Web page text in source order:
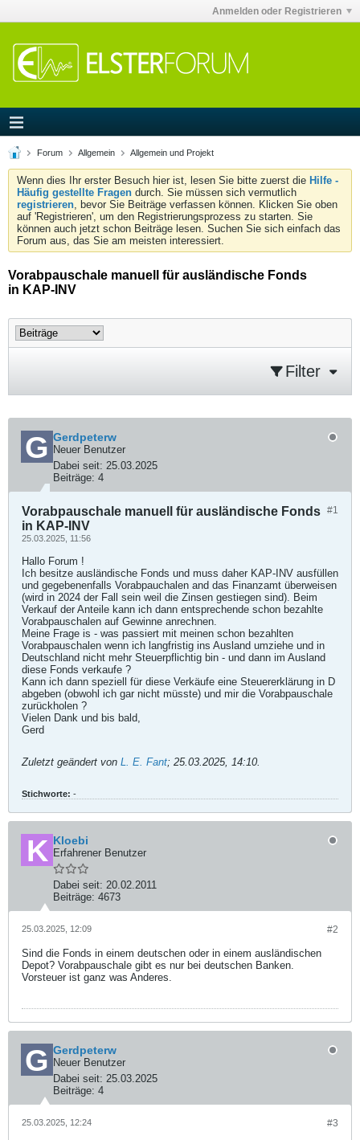
Anmelden oder Registrieren
Forum Allgemein Allgemein und Projekt
Wenn dies Ihr erster Besuch hier ist, lesen Sie bitte zuerst die Hilfe -
Häufig gestellte Fragen durch. Sie müssen sich vermutlich
registrieren, bevor Sie Beiträge verfassen können. Klicken Sie oben
auf 'Registrieren', um den Registrierungsprozess zu starten. Sie
können auch jetzt schon Beiträge lesen. Suchen Sie sich einfach das
Forum aus, das Sie am meisten interessiert.
Vorabpauschale manuell für ausländische Fonds
in KAP-INV
Filter
Gerdpeterw
Neuer Benutzer
Dabei seit: 25.03.2025
Beiträge: 4
#1
Vorabpauschale manuell für ausländische Fonds
in KAP-INV
25.03.2025, 11:56
Hallo Forum !
Ich besitze ausländische Fonds und muss daher KAP-INV ausfüllen
und gegebenenfalls Vorabpauchalen and das Finanzamt überweisen
(wird in 2024 der Fall sein weil die Zinsen gestiegen sind). Beim
Verkauf der Anteile kann ich dann entsprechende schon bezahlte
Vorabpauschalen auf Gewinne anrechnen.
Meine Frage is - was passiert mit meinen schon bezahlten
Vorabpauschalen wenn ich langfristig ins Ausland umziehe und in
Deutschland nicht mehr Steuerpflichtig bin - und dann im Ausland
diese Fonds verkaufe ?
Kann ich dann speziell für diese Verkäufe eine Steuererklärung in D
abgeben (obwohl ich gar nicht müsste) und mir die Vorabpauschale
zurückholen ?
Vielen Dank und bis bald,
Gerd
Zuletzt geändert von L. E. Fant; 25.03.2025, 14:10.
Stichworte: -
Kloebi
Erfahrener Benutzer
Dabei seit: 20.02.2011
Beiträge: 4673
#2
25.03.2025, 12:09
Sind die Fonds in einem deutschen oder in einem ausländischen
Depot? Vorabpauschale gibt es nur bei deutschen Banken.
Vorsteuer ist ganz was Anderes.
Gerdpeterw
Neuer Benutzer
Dabei seit: 25.03.2025
Beiträge: 4
#3
25.03.2025, 12:24